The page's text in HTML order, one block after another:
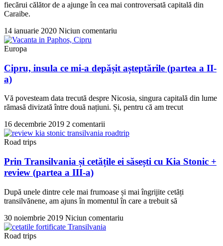
fiecărui călător de a ajunge în cea mai controversată capitală din
Caraibe.
14 ianuarie 2020 Niciun comentariu
Europa
Cipru, insula ce mi-a depășit așteptările (partea a II-
a)
Vă povesteam data trecută despre Nicosia, singura capitală din lume
rămasă divizată între două națiuni. Și, pentru că am trecut
16 decembrie 2019 2 comentarii
Road trips
Prin Transilvania și cetățile ei săsești cu Kia Stonic +
review (partea a III-a)
După unele dintre cele mai frumoase și mai îngrijite cetăți
transilvănene, am ajuns în momentul în care a trebuit să
30 noiembrie 2019 Niciun comentariu
Road trips